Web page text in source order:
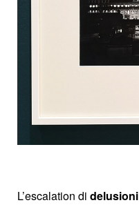
L’escalation di delusioni